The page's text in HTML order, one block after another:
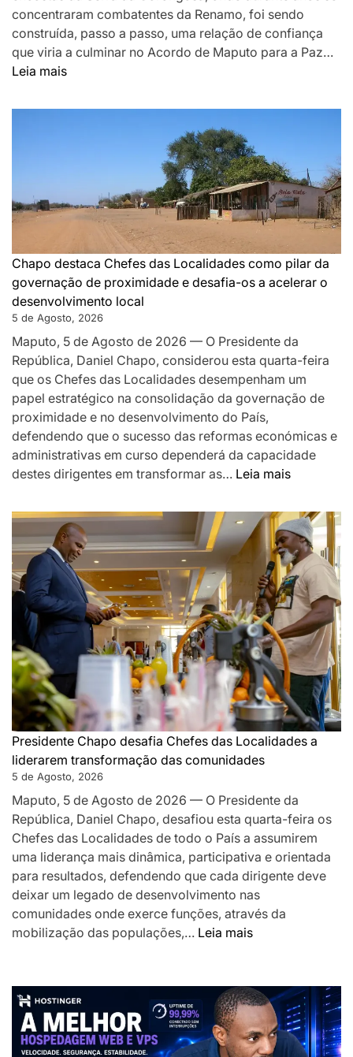
concentraram combatentes da Renamo, foi sendo
construída, passo a passo, uma relação de confiança
que viria a culminar no Acordo de Maputo para a Paz…
Leia mais:
MONTANHA
DA
PAZ
SILENCIOU
AS
ARMAS
EM
MOÇAMBIQUE
Chapo destaca Chefes das Localidades como pilar da
governação de proximidade e desafia-os a acelerar o
desenvolvimento local
5 de Agosto, 2026
Maputo, 5 de Agosto de 2026 — O Presidente da
República, Daniel Chapo, considerou esta quarta-feira
que os Chefes das Localidades desempenham um
papel estratégico na consolidação da governação de
proximidade e no desenvolvimento do País,
defendendo que o sucesso das reformas económicas e
administrativas em curso dependerá da capacidade
destes dirigentes em transformar as… Leia mais:
destaca
Chefes
das
como
pilar
da
de
e
desafia-
os
o
local
Presidente Chapo desafia Chefes das Localidades a
liderarem transformação das comunidades
5 de Agosto, 2026
Maputo, 5 de Agosto de 2026 — O Presidente da
República, Daniel Chapo, desafiou esta quarta-feira os
Chefes das Localidades de todo o País a assumirem
uma liderança mais dinâmica, participativa e orientada
para resultados, defendendo que cada dirigente deve
deixar um legado de desenvolvimento nas
comunidades onde exerce funções, através da
mobilização das populações,… Leia mais:
desafia
Chefes
das
Localidades